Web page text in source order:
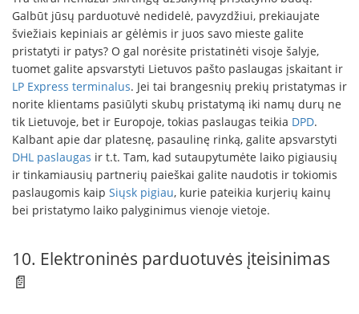
Galbūt jūsų parduotuvė nedidelė, pavyzdžiui, prekiaujate
šviežiais kepiniais ar gėlėmis ir juos savo mieste galite
pristatyti ir patys? O gal norėsite pristatinėti visoje šalyje,
tuomet galite apsvarstyti Lietuvos pašto paslaugas įskaitant ir
LP Express terminalus. Jei tai brangesnių prekių pristatymas ir
norite klientams pasiūlyti skubų pristatymą iki namų durų ne
tik Lietuvoje, bet ir Europoje, tokias paslaugas teikia DPD.
Kalbant apie dar platesnę, pasaulinę rinką, galite apsvarstyti
DHL paslaugas ir t.t. Tam, kad sutaupytumėte laiko pigiausių
ir tinkamiausių partnerių paieškai galite naudotis ir tokiomis
paslaugomis kaip Siųsk pigiau, kurie pateikia kurjerių kainų
bei pristatymo laiko palyginimus vienoje vietoje.
10. Elektroninės parduotuvės įteisinimas
📄